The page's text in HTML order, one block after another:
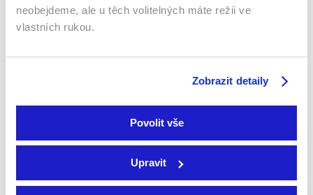
neobejdeme, ale u těch volitelných máte režii ve
vlastních rukou.
Zobrazit detaily
Povolit vše
Upravit
Více o seriálu